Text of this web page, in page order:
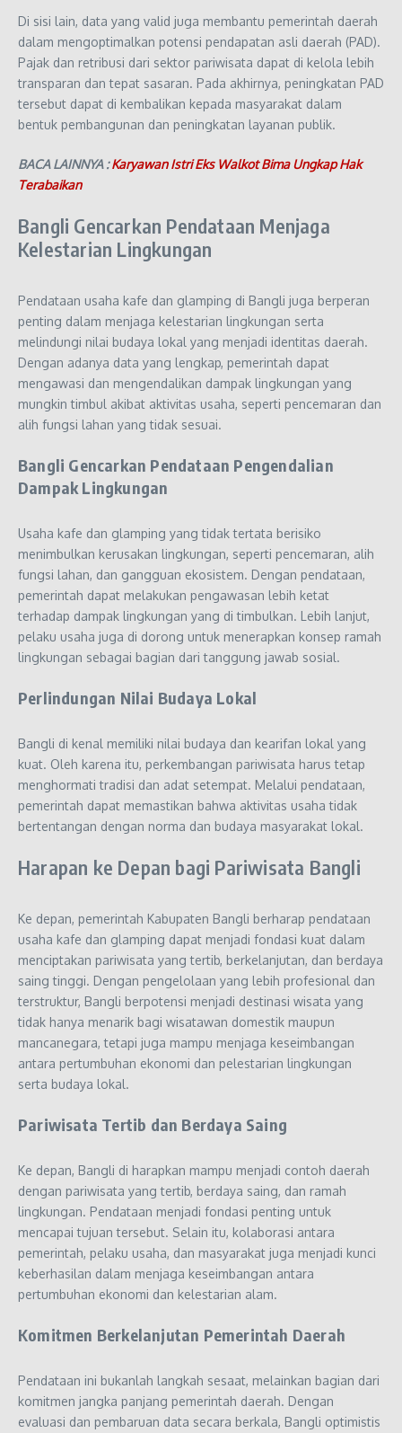
Di sisi lain, data yang valid juga membantu pemerintah daerah
dalam mengoptimalkan potensi pendapatan asli daerah (PAD).
Pajak dan retribusi dari sektor pariwisata dapat di kelola lebih
transparan dan tepat sasaran. Pada akhirnya, peningkatan PAD
tersebut dapat di kembalikan kepada masyarakat dalam
bentuk pembangunan dan peningkatan layanan publik.
BACA LAINNYA :Karyawan Istri Eks Walkot Bima Ungkap Hak
Terabaikan
Bangli Gencarkan Pendataan Menjaga
Kelestarian Lingkungan
Pendataan usaha kafe dan glamping di Bangli juga berperan
penting dalam menjaga kelestarian lingkungan serta
melindungi nilai budaya lokal yang menjadi identitas daerah.
Dengan adanya data yang lengkap, pemerintah dapat
mengawasi dan mengendalikan dampak lingkungan yang
mungkin timbul akibat aktivitas usaha, seperti pencemaran dan
alih fungsi lahan yang tidak sesuai.
Bangli Gencarkan Pendataan Pengendalian
Dampak Lingkungan
Usaha kafe dan glamping yang tidak tertata berisiko
menimbulkan kerusakan lingkungan, seperti pencemaran, alih
fungsi lahan, dan gangguan ekosistem. Dengan pendataan,
pemerintah dapat melakukan pengawasan lebih ketat
terhadap dampak lingkungan yang di timbulkan. Lebih lanjut,
pelaku usaha juga di dorong untuk menerapkan konsep ramah
lingkungan sebagai bagian dari tanggung jawab sosial.
Perlindungan Nilai Budaya Lokal
Bangli di kenal memiliki nilai budaya dan kearifan lokal yang
kuat. Oleh karena itu, perkembangan pariwisata harus tetap
menghormati tradisi dan adat setempat. Melalui pendataan,
pemerintah dapat memastikan bahwa aktivitas usaha tidak
bertentangan dengan norma dan budaya masyarakat lokal.
Harapan ke Depan bagi Pariwisata Bangli
Ke depan, pemerintah Kabupaten Bangli berharap pendataan
usaha kafe dan glamping dapat menjadi fondasi kuat dalam
menciptakan pariwisata yang tertib, berkelanjutan, dan berdaya
saing tinggi. Dengan pengelolaan yang lebih profesional dan
terstruktur, Bangli berpotensi menjadi destinasi wisata yang
tidak hanya menarik bagi wisatawan domestik maupun
mancanegara, tetapi juga mampu menjaga keseimbangan
antara pertumbuhan ekonomi dan pelestarian lingkungan
serta budaya lokal.
Pariwisata Tertib dan Berdaya Saing
Ke depan, Bangli di harapkan mampu menjadi contoh daerah
dengan pariwisata yang tertib, berdaya saing, dan ramah
lingkungan. Pendataan menjadi fondasi penting untuk
mencapai tujuan tersebut. Selain itu, kolaborasi antara
pemerintah, pelaku usaha, dan masyarakat juga menjadi kunci
keberhasilan dalam menjaga keseimbangan antara
pertumbuhan ekonomi dan kelestarian alam.
Komitmen Berkelanjutan Pemerintah Daerah
Pendataan ini bukanlah langkah sesaat, melainkan bagian dari
komitmen jangka panjang pemerintah daerah. Dengan
evaluasi dan pembaruan data secara berkala, Bangli optimistis